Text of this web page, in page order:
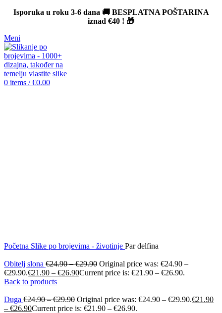
Isporuka u roku 3-6 dana 🚚 BESPLATNA POŠTARINA
iznad €40 ! 🎁
Meni
0 items / €0.00
Početna Slike po brojevima - životinje Par delfina
Obitelj slona €24.90–€29.90 Original price was: €24.90 –
€29.90.€21.90 – €26.90Current price is: €21.90 – €26.90.
Back to products
Duga €24.90–€29.90 Original price was: €24.90 – €29.90.€21.90
– €26.90Current price is: €21.90 – €26.90.